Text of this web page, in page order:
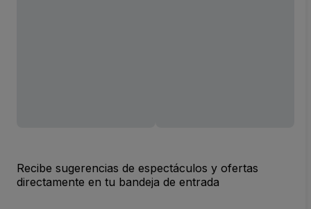
Recibe sugerencias de espectáculos y ofertas
directamente en tu bandeja de entrada